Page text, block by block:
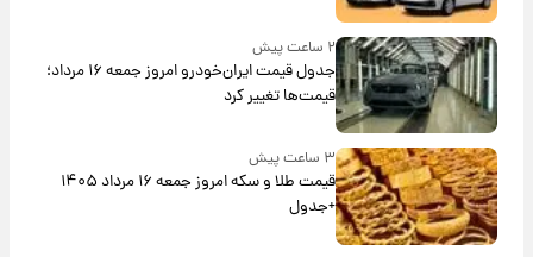
۲ ساعت پیش
جدول قیمت ایران‌خودرو امروز جمعه ۱۶ مرداد؛
قیمت‌ها تغییر کرد
۳ ساعت پیش
قیمت طلا و سکه امروز جمعه ۱۶ مرداد ۱۴۰۵
+جدول